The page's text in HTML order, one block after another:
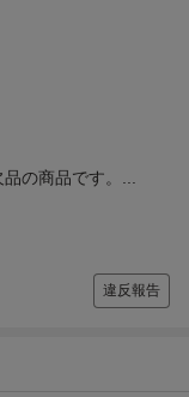
の商品です。...
違反報告